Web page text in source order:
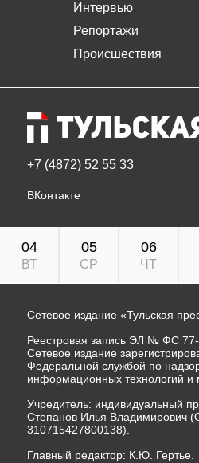
Интервью
Репортажи
Происшествия
+7 (4872) 52 55 33
ВКонтакте
04
ВТ
05
СР
06
ЧТ
Сетевое издание «Тульская
Реестровая запись ЭЛ № ФС 77-
Сетевое издание
Федеральной службой по
информационных технологий и
Учредитель: индивидуальный
Степанов Илья Владимирович
310715427800138).
Главный редактор: К.Ю. Гертье.